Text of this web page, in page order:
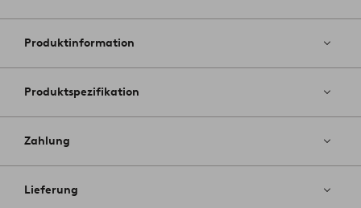
Favoriten
Produktinformation
Produktspezifikation
Zahlung
Lieferung